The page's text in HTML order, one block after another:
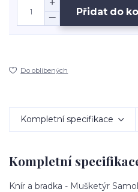
Přidat do
Do oblíbených
Kompletní specifikace
Kompletní
Knír a bradka - Mušketýr